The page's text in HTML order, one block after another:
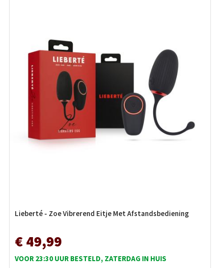
Lieberté - Zoe Vibrerend Eitje Met Afstandsbediening
€ 49,99
VOOR 23:30 UUR BESTELD, ZATERDAG IN HUIS